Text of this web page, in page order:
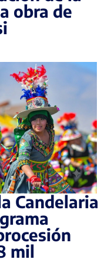
obra de
Candelaria
mil